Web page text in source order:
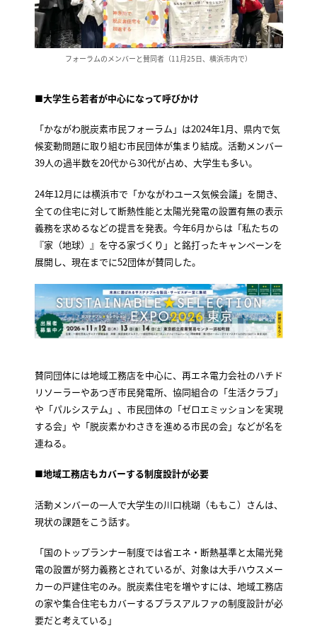
フォーラムのメンバーと賛同者（11月25日、横浜市内で）
■大学生ら若者が中心になって呼びかけ
「かながわ脱炭素市民フォーラム」は2024年1月、県内で気
候変動問題に取り組む市民団体が集まり結成。活動メンバー
39人の過半数を20代から30代が占め、大学生も多い。
24年12月には横浜市で「かながわユース気候会議」を開き、
全ての住宅に対して断熱性能と太陽光発電の設置有無の表示
義務を求めるなどの提言を発表。今年6月からは「私たちの
『家（地球）』を守る家づくり」と銘打ったキャンペーンを
展開し、現在までに52団体が賛同した。
賛同団体には地域工務店を中心に、再エネ電力会社のハチド
リソーラーやあつぎ市民発電所、協同組合の「生活クラブ」
や「パルシステム」、市民団体の「ゼロエミッションを実現
する会」や「脱炭素かわさきを進める市民の会」などが名を
連ねる。
■地域工務店もカバーする制度設計が必要
活動メンバーの一人で大学生の川口桃瑚（ももこ）さんは、
現状の課題をこう話す。
「国のトップランナー制度では省エネ・断熱基準と太陽光発
電の設置が努力義務とされているが、対象は大手ハウスメー
カーの戸建住宅のみ。脱炭素住宅を増やすには、地域工務店
の家や集合住宅もカバーするプラスアルファの制度設計が必
要だと考えている」